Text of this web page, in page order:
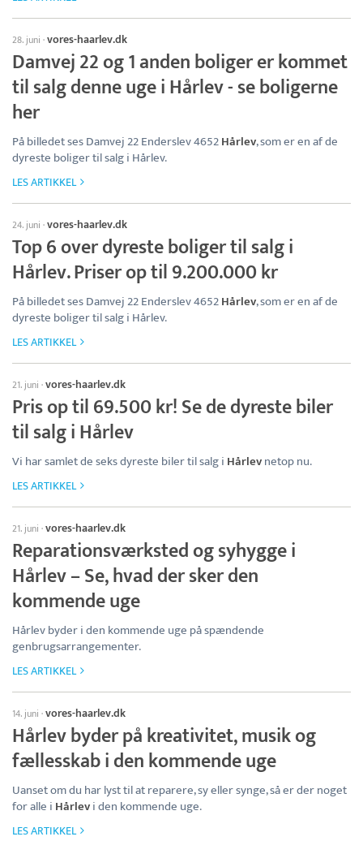
28. juni ·vores-haarlev.dk
Damvej 22 og 1 anden boliger er kommet
til salg denne uge i Hårlev - se boligerne
her
På billedet ses Damvej 22 Enderslev 4652Hårlev, som er en af de
dyreste boliger til salg i Hårlev.
LES ARTIKKEL
24. juni ·vores-haarlev.dk
Top 6 over dyreste boliger til salg i
Hårlev. Priser op til 9.200.000 kr
På billedet ses Damvej 22 Enderslev 4652Hårlev, som er en af de
dyreste boliger til salg i Hårlev.
LES ARTIKKEL
21. juni ·vores-haarlev.dk
Pris op til 69.500 kr! Se de dyreste biler
til salg i Hårlev
Vi har samlet de seks dyreste biler til salg i Hårlevnetop nu.
LES ARTIKKEL
21. juni ·vores-haarlev.dk
Reparationsværksted og syhygge i
Hårlev – Se, hvad der sker den
kommende uge
Hårlev byder i den kommende uge på spændende
genbrugsarrangementer.
LES ARTIKKEL
14. juni ·vores-haarlev.dk
Hårlev byder på kreativitet, musik og
fællesskab i den kommende uge
Uanset om du har lyst til at reparere, sy eller synge, så er der noget
for alle i Hårlevi den kommende uge.
LES ARTIKKEL